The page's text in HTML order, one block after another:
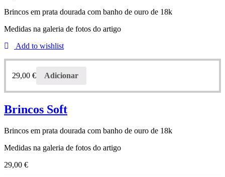
Brincos em prata dourada com banho de ouro de 18k
Medidas na galeria de fotos do artigo
Add to wishlist
29,00 € Adicionar
Brincos Soft
Brincos em prata dourada com banho de ouro de 18k
Medidas na galeria de fotos do artigo
29,00 €